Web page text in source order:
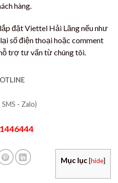
hàng.
đặt Viettel Hải Lăng nếu như
số điện thoại hoặc comment
trợ tư vấn từ chúng tôi.
- Zalo)
Mục lục[hide]